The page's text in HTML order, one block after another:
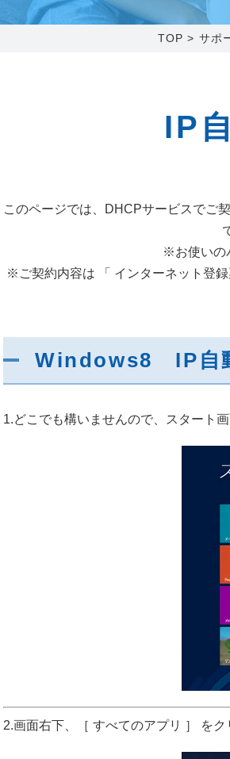
営業時間 9:00～18:00
TOP > サポ
IP
このページでは、DHCPサービスでご
※お使いの
※ご契約内容は 「 インターネット登
Windows8 IP自
1.どこでも構いませんので、スタート
2.画面右下、［ すべてのアプリ ］ をク